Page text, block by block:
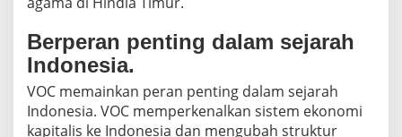
Berperan penting dalam sejarah
Indonesia.
VOC memainkan peran penting dalam sejarah
Indonesia. VOC memperkenalkan sistem ekonomi
kapitalis ke Indonesia dan mengubah struktur